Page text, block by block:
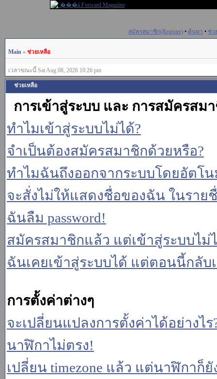
สมัครสมาชิก(Register) • ค้นหา • ช่ว
Main » ช่วยเหลือ
เวลาขณะนี้ Sat Aug 08, 2026 10:26 pm
ช่วยเหลือ
การเข้าสู่ระบบ และ การสมัครสม
ทำไมเข้าสู่ระบบไม่ได้?
จำเป็นต้องสมัครสมาชิกด้วยหรือ?
ทำไมฉันถึงออกจากระบบโดยอัตโ
จะสั่งไม่ให้แสดงชื่อของฉัน ในราย
ฉันลืม password!
สมัครสมาชิกแล้ว แต่เข้าสู่ระบบไม่
ฉันเคยเข้าสู่ระบบได้ แต่ตอนนี้กลับ
การตั้งค่าต่างๆ
จะเปลี่ยนแปลงการตั้งค่าได้อย่างไร
นาฬิกาไม่ตรง!
เปลี่ยน timezone แล้ว แต่นาฬิกาก็ยั